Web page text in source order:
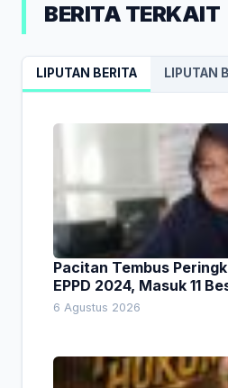
BERITA TERKAIT
LIPUTAN BERITA LIPUTAN
Pacitan Tembus
EPPD 2024, Masuk 11
6 Agustus 2026